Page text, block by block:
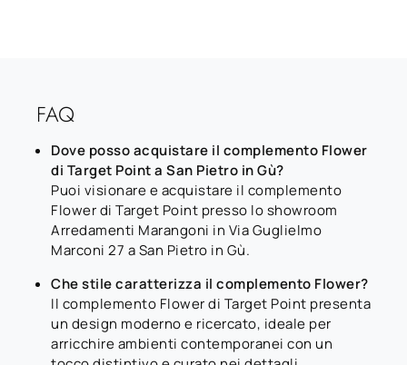
FAQ
Dove posso acquistare il complemento Flower
di Target Point a San Pietro in Gù?
Puoi visionare e acquistare il complemento
Flower di Target Point presso lo showroom
Arredamenti Marangoni in Via Guglielmo
Marconi 27 a San Pietro in Gù.
Che stile caratterizza il complemento Flower?
Il complemento Flower di Target Point presenta
un design moderno e ricercato, ideale per
arricchire ambienti contemporanei con un